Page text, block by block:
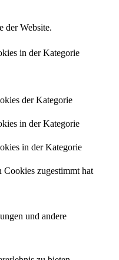
der Website.
in der Kategorie
der Kategorie
in der Kategorie
in der Kategorie
zugestimmt hat
und andere